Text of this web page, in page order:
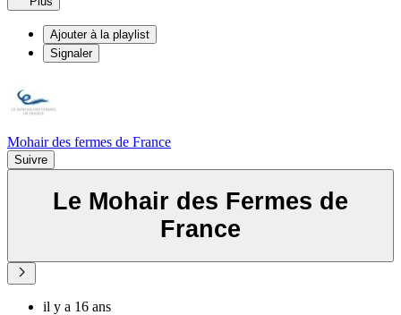
Ajouter à la playlist
Signaler
Mohair des fermes de France
Suivre
Le Mohair des Fermes de
France
il y a 16 ans